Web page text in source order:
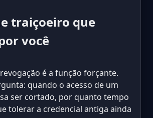
traiçoeiro que
você
é a função forçante.
quando o acesso de um
ser cortado, por quanto tempo
tolerar a credencial antiga ainda